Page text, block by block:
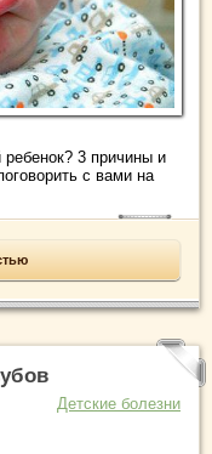
3 причины и
с вами на
Детские болезни